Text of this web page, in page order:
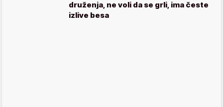
druženja, ne voli da se grli, ima česte
izlive besa